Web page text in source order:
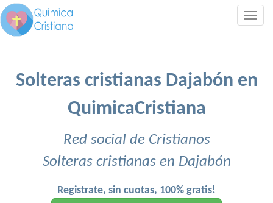
Solteras cristianas Dajabón en
QuimicaCristiana
Red social de Cristianos
Solteras cristianas en Dajabón
Registrate, sin cuotas, 100% gratis!